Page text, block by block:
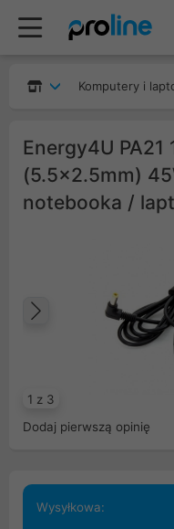
Komputery i
Energy4U PA21
(5.5x2.5mm)
notebooka /
1 z 3
Poprzedni
Dodaj pierwszą opinię
Wysyłkowa: